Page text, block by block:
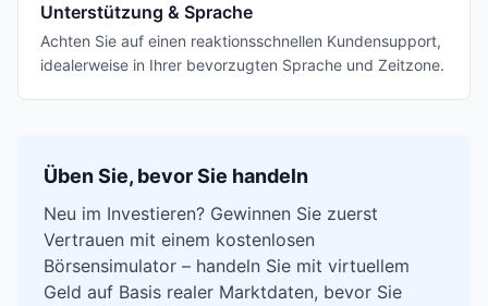
Unterstützung & Sprache
Achten Sie auf einen reaktionsschnellen Kundensupport,
idealerweise in Ihrer bevorzugten Sprache und Zeitzone.
Üben Sie, bevor Sie handeln
Neu im Investieren? Gewinnen Sie zuerst
Vertrauen mit einem kostenlosen
Börsensimulator – handeln Sie mit virtuellem
Geld auf Basis realer Marktdaten, bevor Sie